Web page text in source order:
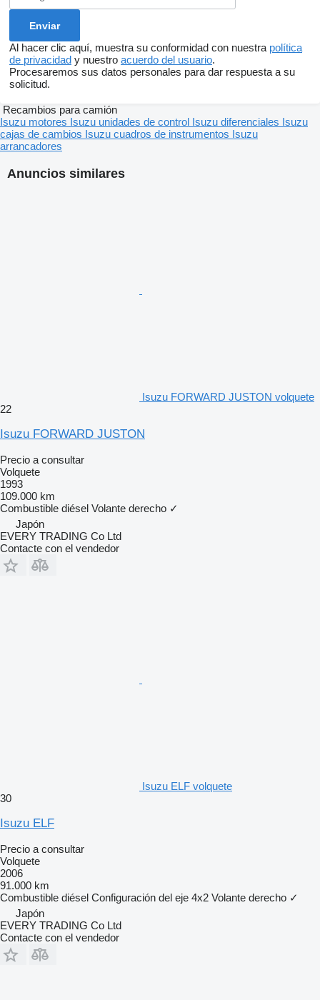
Al hacer clic aquí, muestra su conformidad con nuestra política
de privacidad y nuestro acuerdo del usuario.
Procesaremos sus datos personales para dar respuesta a su
solicitud.
Anuncios similares
Isuzu FORWARD JUSTON volquete
22
Isuzu FORWARD JUSTON
Precio a consultar
Volquete
1993
109.000 km
Combustible diésel Volante derecho ✓
Japón
EVERY TRADING Co Ltd
Contacte con el vendedor
Isuzu ELF volquete
30
Isuzu ELF
Precio a consultar
Volquete
2006
91.000 km
Combustible diésel Configuración del eje 4x2 Volante derecho ✓
Japón
EVERY TRADING Co Ltd
Contacte con el vendedor
Recambios para camión
Isuzu motores Isuzu unidades de control Isuzu diferenciales Isuzu
cajas de cambios Isuzu cuadros de instrumentos Isuzu
arrancadores